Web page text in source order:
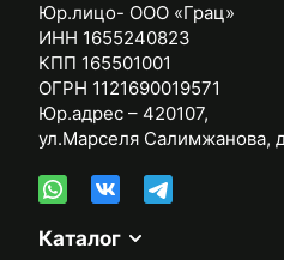
Юр.лицо- ООО «Грац»
ИНН 1655240823
КПП 165501001
ОГРН 1121690019571
Юр.адрес – 420107,
ул.Марселя Салимжанова,
Каталог